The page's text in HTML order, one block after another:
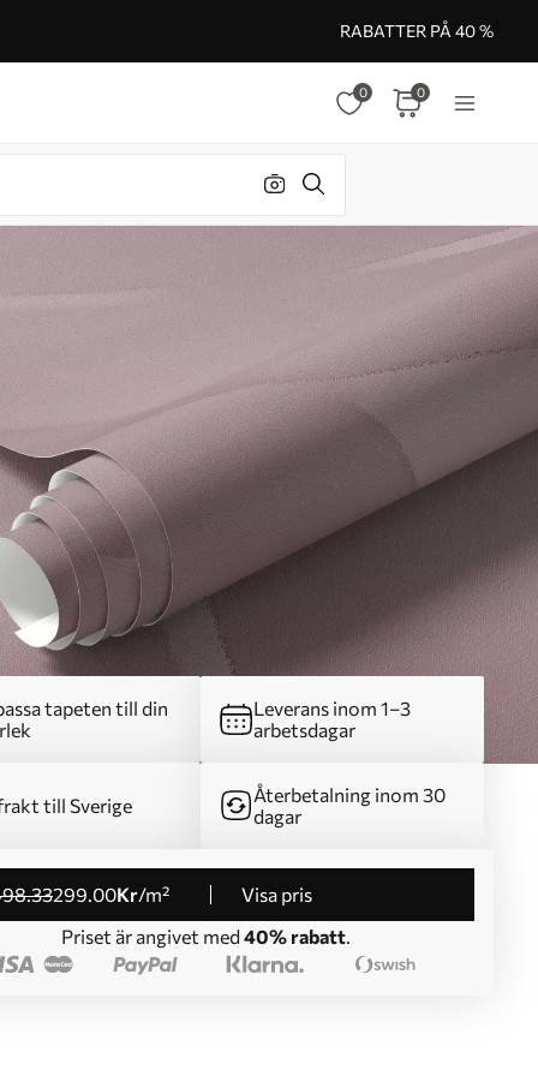
RABATTER PÅ 40 %
0 0
tapeten till din
Leverans inom 1–3
arbetsdagar
till Sverige
Återbetalning inom 30
dagar
.33299.00Kr/m²
Visa pris
Priset är angivet med 40% rabatt.